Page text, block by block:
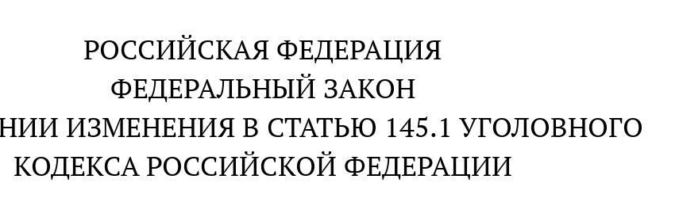
РОССИЙСКАЯ ФЕДЕРАЦИЯ
ФЕДЕРАЛЬНЫЙ ЗАКОН
ИЗМЕНЕНИЯ В СТАТЬЮ 145.1 УГОЛОВНОГО
КОДЕКСА РОССИЙСКОЙ ФЕДЕРАЦИИ